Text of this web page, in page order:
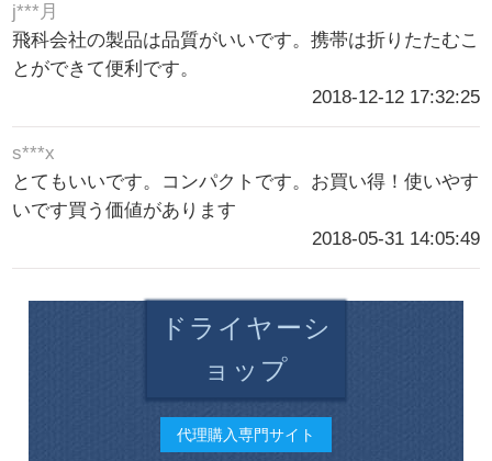
j***月
飛科会社の製品は品質がいいです。携帯は折りたたむこ
とができて便利です。
2018-12-12 17:32:25
s***x
とてもいいです。コンパクトです。お買い得！使いやす
いです買う価値があります
2018-05-31 14:05:49
ドライヤーシ
ョップ
代理購入専門サイト